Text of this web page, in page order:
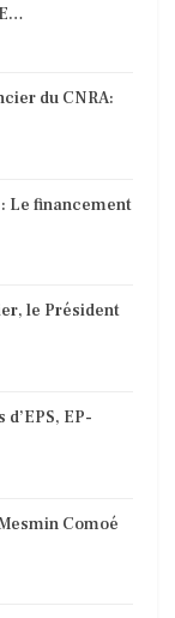
du CNRA:
Le financement
le Président
EP-
Comoé